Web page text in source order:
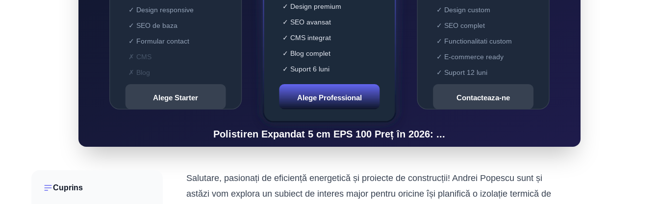
Cuprins
Salutare, pasionați de eficiență energetică și proiecte de construcții! Andrei Popescu sunt și
astăzi vom explora un subiect de interes major pentru oricine își planifică o izolație termicăde